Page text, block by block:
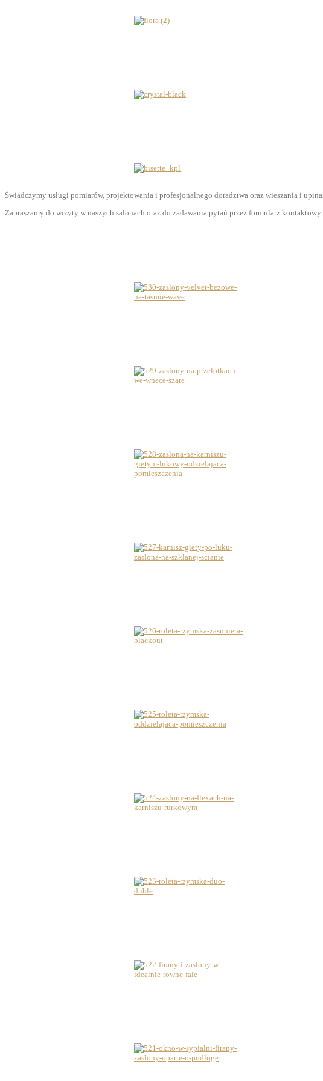
Świadczymy usługi pomiarów, projektowania i profesjonalnego doradztwa oraz wieszania i
Zapraszamy do wizyty w naszych salonach oraz do zadawania pytań przez formularz kontaktowy.